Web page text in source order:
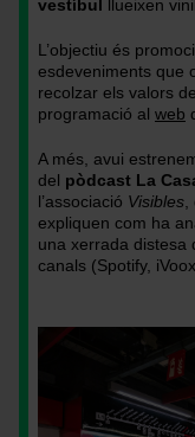
vestíbul llueixen
L’objectiu és
esdeveniments que
recolzar els valors
programació al web
A més, avui
del pòdcast La
l’associació Visibles,
expliquen com ha
una xerrada distesa
canals (Spotify,
Imatge